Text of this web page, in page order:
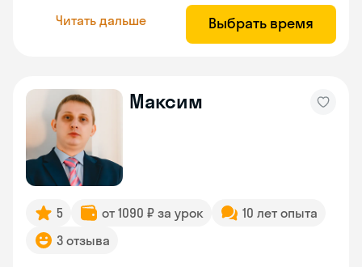
Читать дальше Выбрать время
Максим
5 от 1090 ₽ за урок
10 лет опыта
3 отзыва